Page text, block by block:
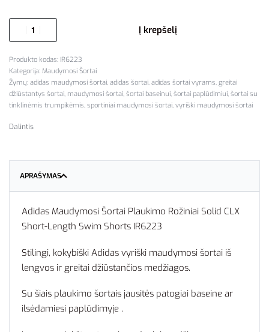
Į krepšelį
IR6223
Kategorija: Maudymosi Šortai
Žymų: adidas maudymosi šortai, adidas šortai, adidas šortai vyrams, greitai
džiūstantys šortai, maudymosi šortai, šortai baseinui, šortai paplūdimiui, šortai su
tinklinėmis trumpikėmis, sportiniai maudymosi šortai, vyriški maudymosi šortai
Dalintis
APRAŠYMAS
Adidas Maudymosi Šortai Plaukimo Rožiniai Solid CLX
Short-Length Swim Shorts IR6223
Stilingi, kokybiški Adidas vyriški maudymosi šortai iš
lengvos ir greitai džiūstančios medžiagos.
Su šiais plaukimo šortais jausitės patogiai baseine ar
ilsėdamiesi paplūdimyje .